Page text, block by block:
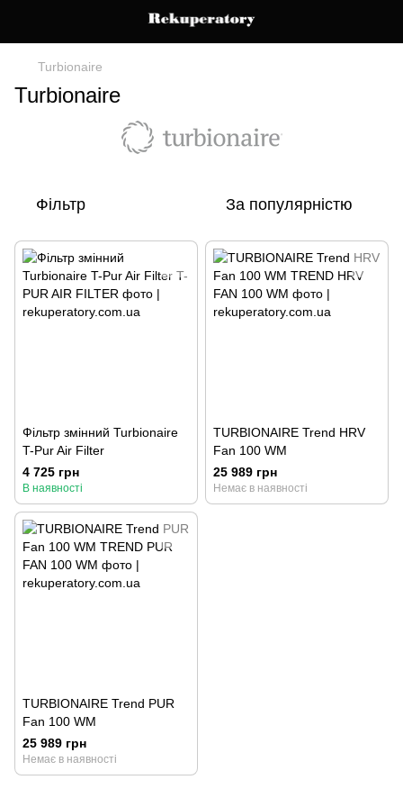
Turbionaire
Turbionaire
Фільтр За популярністю
Фільтр змінний Turbionaire
T-Pur Air Filter
4 725 грн
В наявності
TURBIONAIRE Trend HRV
Fan 100 WM
25 989 грн
Немає в наявності
TURBIONAIRE Trend PUR
Fan 100 WM
25 989 грн
Немає в наявності